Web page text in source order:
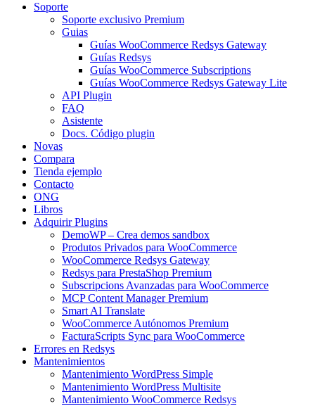
Soporte
Soporte exclusivo Premium
Guias
Guías WooCommerce Redsys Gateway
Guías Redsys
Guías WooCommerce Subscriptions
Guías WooCommerce Redsys Gateway Lite
API Plugin
FAQ
Asistente
Docs. Código plugin
Novas
Compara
Tienda ejemplo
Contacto
ONG
Libros
Adquirir Plugins
DemoWP – Crea demos sandbox
Produtos Privados para WooCommerce
WooCommerce Redsys Gateway
Redsys para PrestaShop Premium
Subscripcions Avanzadas para WooCommerce
MCP Content Manager Premium
Smart AI Translate
WooCommerce Autónomos Premium
FacturaScripts Sync para WooCommerce
Errores en Redsys
Mantenimientos
Mantenimiento WordPress Simple
Mantenimiento WordPress Multisite
Mantenimiento WooCommerce Redsys